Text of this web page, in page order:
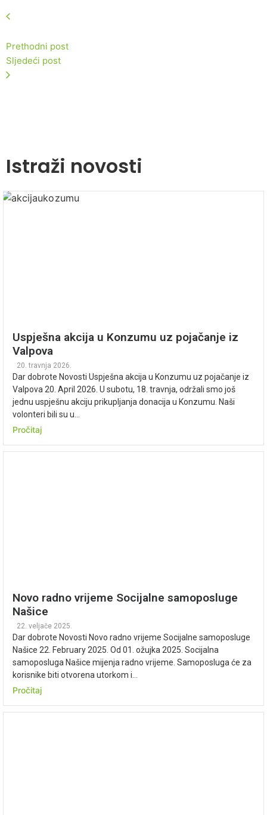
Prethodni post
Sljedeći post
Istraži novosti
Uspješna akcija u Konzumu uz pojačanje iz
Valpova
20. travnja 2026.
Dar dobrote Novosti Uspješna akcija u Konzumu uz pojačanje iz
Valpova 20. April 2026. U subotu, 18. travnja, održali smo još
jednu uspješnu akciju prikupljanja donacija u Konzumu. Naši
volonteri bili su u...
Pročitaj
Novo radno vrijeme Socijalne samoposluge
Našice
22. veljače 2025.
Dar dobrote Novosti Novo radno vrijeme Socijalne samoposluge
Našice 22. February 2025. Od 01. ožujka 2025. Socijalna
samoposluga Našice mijenja radno vrijeme. Samoposluga će za
korisnike biti otvorena utorkom i...
Pročitaj